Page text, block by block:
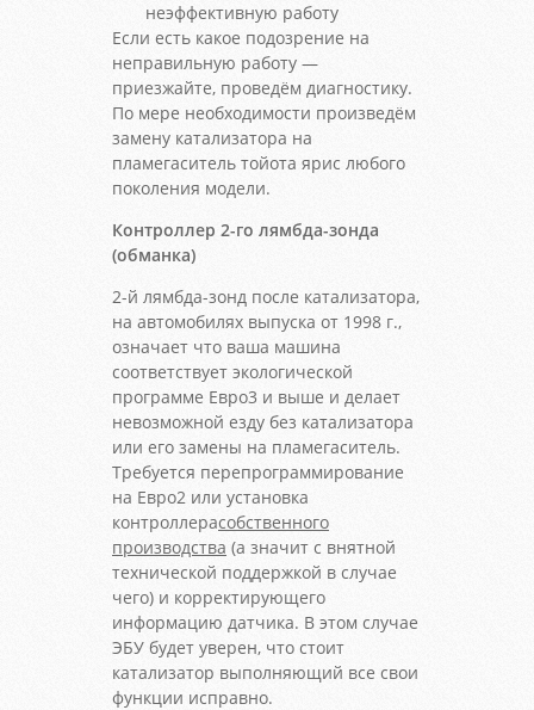
неэффективную работу
Если есть какое подозрение на
неправильную работу —
приезжайте, проведём диагностику.
По мере необходимости произведём
замену катализатора на
пламегаситель тойота ярис любого
поколения модели.
Контроллер 2-го лямбда-зонда
(обманка)
2-й лямбда-зонд после катализатора,
на автомобилях выпуска от 1998 г.,
означает что ваша машина
соответствует экологической
программе Евро3 и выше и делает
невозможной езду без катализатора
или его замены на пламегаситель.
Требуется перепрограммирование
на Евро2 или установка
контроллерасобственного
производства (а значит с внятной
технической поддержкой в случае
чего) и корректирующего
информацию датчика. В этом случае
ЭБУ будет уверен, что стоит
катализатор выполняющий все свои
функции исправно.